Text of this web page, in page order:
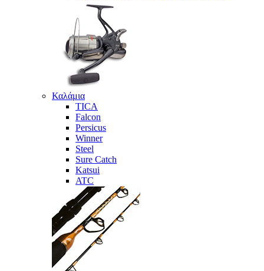
Καλάμια
TICA
Falcon
Persicus
Winner
Steel
Sure Catch
Katsui
ATC